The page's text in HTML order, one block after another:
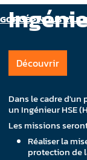
GORGÉ>NOUS
Découvrir
Dans le cadre
un Ingénieur HSE
Les missions
Réaliser la
protection de